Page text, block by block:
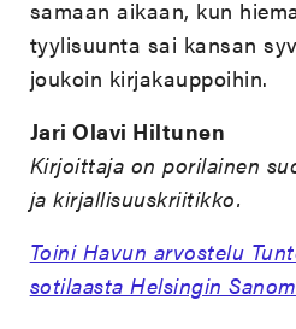
samaan aikaan, kun
tyylisuunta sai kansan
joukoin kirjakauppoihin.
Jari Olavi Hiltunen
Kirjoittaja on porilainen
ja kirjallisuuskriitikko.
Toini Havun arvostelu
sotilaasta Helsingin